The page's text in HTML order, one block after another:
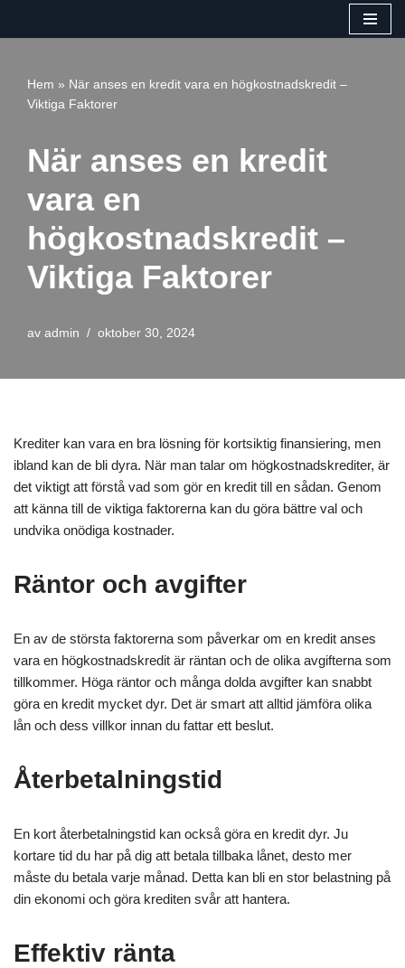
innehåll
Hem » När anses en kredit vara en högkostnadskredit –
Viktiga Faktorer
När anses en kredit
vara en
högkostnadskredit –
Viktiga Faktorer
av admin oktober 30, 2024
Krediter kan vara en bra lösning för kortsiktig finansiering, men
ibland kan de bli dyra. När man talar om högkostnadskrediter, är
det viktigt att förstå vad som gör en kredit till en sådan. Genom
att känna till de viktiga faktorerna kan du göra bättre val och
undvika onödiga kostnader.
Räntor och avgifter
En av de största faktorerna som påverkar om en kredit anses
vara en högkostnadskredit är räntan och de olika avgifterna som
tillkommer. Höga räntor och många dolda avgifter kan snabbt
göra en kredit mycket dyr. Det är smart att alltid jämföra olika
lån och dess villkor innan du fattar ett beslut.
Återbetalningstid
En kort återbetalningstid kan också göra en kredit dyr. Ju
kortare tid du har på dig att betala tillbaka lånet, desto mer
måste du betala varje månad. Detta kan bli en stor belastning på
din ekonomi och göra krediten svår att hantera.
Effektiv ränta